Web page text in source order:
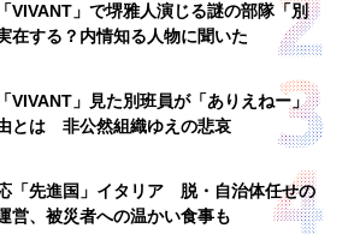
VIVANT」で堺雅人演じる謎の部隊「別
在する？内情知る人物に聞いた
VIVANT」見た別班員が「ありえねー」
とは 非公然組織ゆえの悲哀
「先進国」イタリア 脱・自治体任せの
営、被災者への温かい食事も